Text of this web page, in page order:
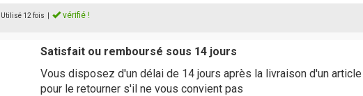
| Utilisé 12 fois vérifié !
Satisfait ou remboursé sous 14 jours
Vous disposez d'un délai de 14 jours après la livraison d'un article
pour le retourner s'il ne vous convient pas